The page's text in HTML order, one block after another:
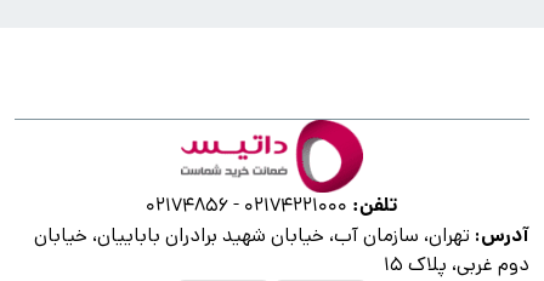
تلفن: 02174221000
-
02174856
آدرس: تهران، سازمان آب، خیابان شهید برادران باباییان، خیابان
دوم غربی، پلاک ۱۵